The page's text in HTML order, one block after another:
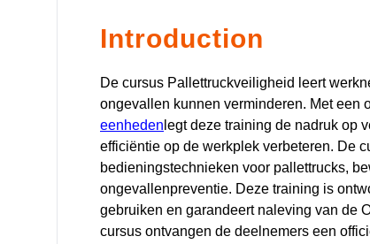
Introduction
De cursus Pallettruckveiligheid leert
ongevallen kunnen verminderen. Met een
eenheden legt deze training de nadruk op
efficiëntie op de werkplek verbeteren. De
bedieningstechnieken voor pallettrucks,
ongevallenpreventie. Deze training is
gebruiken en garandeert naleving van de
cursus ontvangen de deelnemers een